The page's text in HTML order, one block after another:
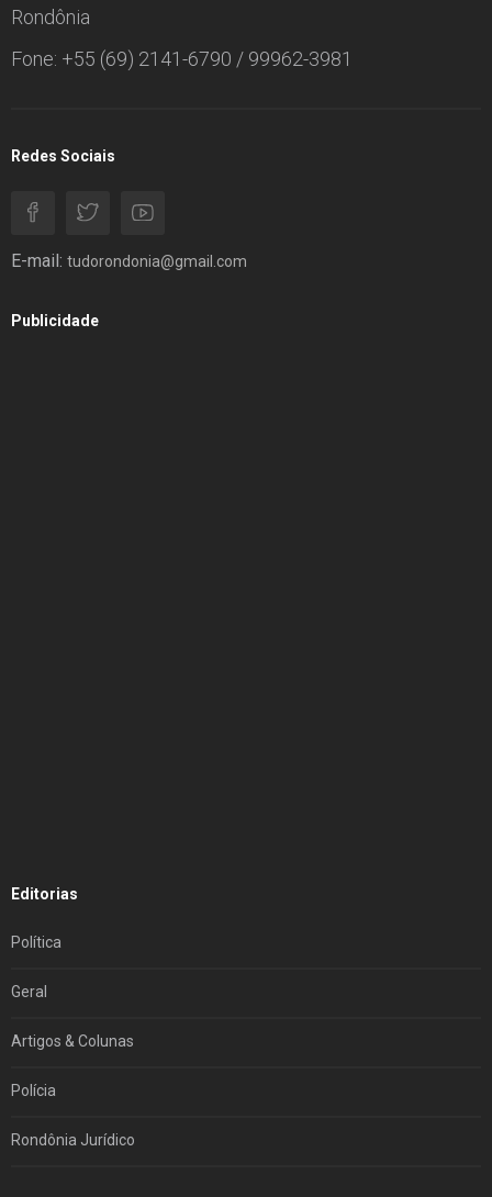
Rondônia
Fone: +55 (69) 2141-6790 / 99962-3981
Redes Sociais
E-mail: tudorondonia@gmail.com
Publicidade
Editorias
Política
Geral
Artigos & Colunas
Polícia
Rondônia Jurídico